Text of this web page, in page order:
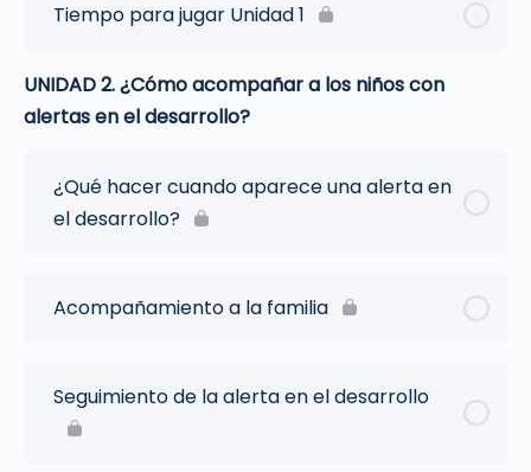
Tiempo para jugar Unidad 1
UNIDAD 2. ¿Cómo acompañar a los niños con
alertas en el desarrollo?
¿Qué hacer cuando aparece una alerta en
el desarrollo?
Acompañamiento a la familia
Seguimiento de la alerta en el desarrollo